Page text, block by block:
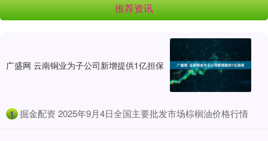
推荐资讯
广盛网 云南铜业为子公司新增提供1亿担保
1 ​掘金配资 2025年9月4日全国主要批发市场棕榈油价格行情